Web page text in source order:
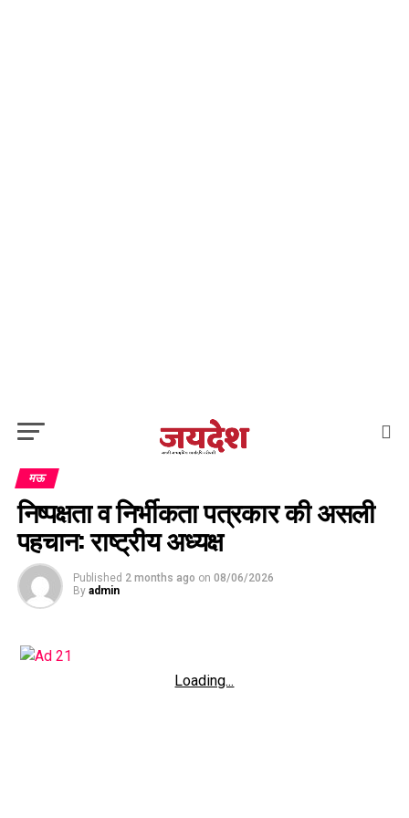
मऊ
निष्पक्षता व निर्भीकता पत्रकार की असली
पहचान: राष्ट्रीय अध्यक्ष
Published 2 months ago on 08/06/2026
By admin
Loading...